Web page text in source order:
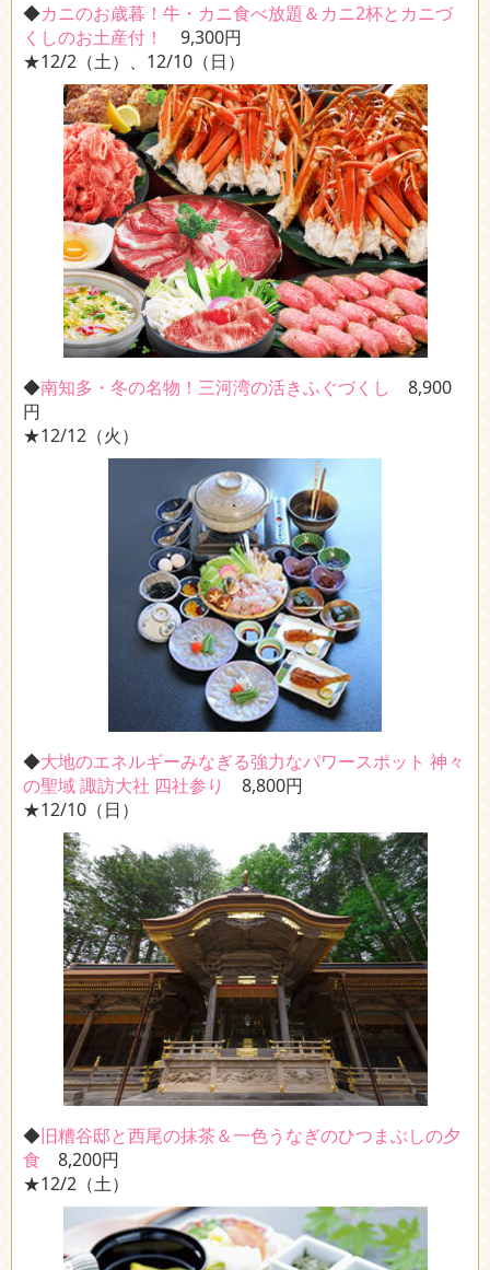
◆カニのお歳暮！牛・カニ食べ放題＆カニ2杯とカニづ
くしのお土産付！
9,300円
★12/2（土）、12/10（日）
◆南知多・冬の名物！三河湾の活きふぐづくし 8,900
円
★12/12（火）
◆大地のエネルギーみなぎる強力なパワースポット 神々
の聖域 諏訪大社 四社参り
8,800円
★12/10（日）
◆旧糟谷邸と西尾の抹茶＆一色うなぎのひつまぶしの夕
食 8,200円
★12/2（土）